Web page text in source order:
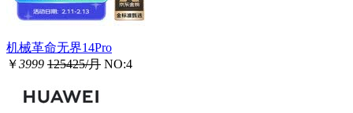
机械革命无界14Pro
￥3999 125425/月 NO:4